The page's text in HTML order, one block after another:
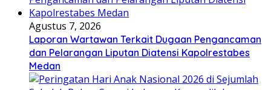
Agustus 7, 2026
Laporan Wartawan Terkait Dugaan Pengancaman
dan Pelarangan Liputan Diatensi Kapolrestabes
Medan